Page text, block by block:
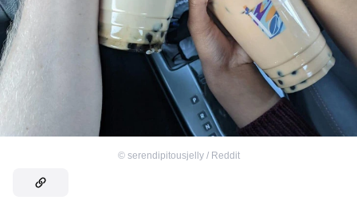
© serendipitousjelly / Reddit